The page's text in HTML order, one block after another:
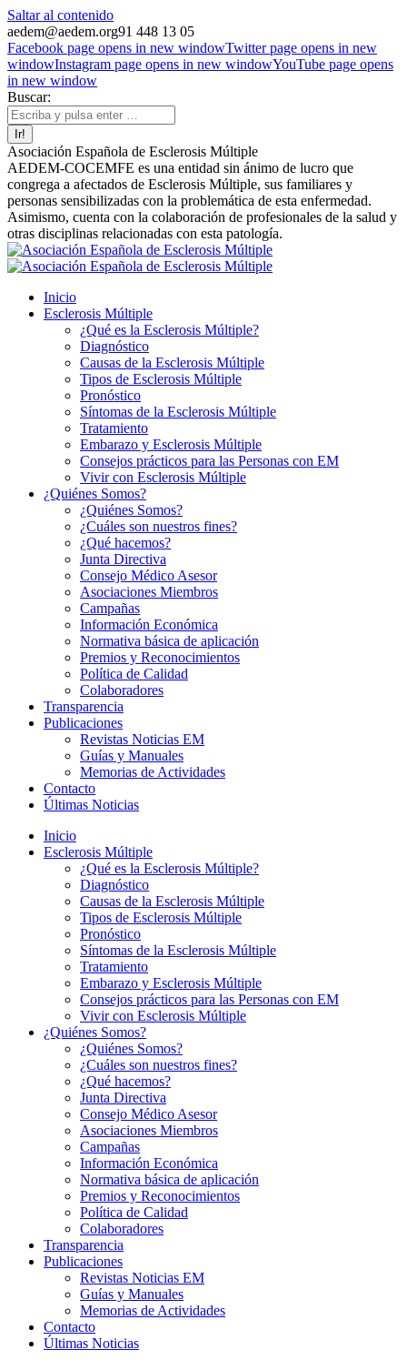
Saltar al contenido
aedem@aedem.org91 448 13 05
Facebook page opens in new windowTwitter page opens in new
windowInstagram page opens in new windowYouTube page opens
in new window
Buscar:
Asociación Española de Esclerosis Múltiple
AEDEM-COCEMFE es una entidad sin ánimo de lucro que
congrega a afectados de Esclerosis Múltiple, sus familiares y
personas sensibilizadas con la problemática de esta enfermedad.
Asimismo, cuenta con la colaboración de profesionales de la salud y
otras disciplinas relacionadas con esta patología.
Inicio
Esclerosis Múltiple
¿Qué es la Esclerosis Múltiple?
Diagnóstico
Causas de la Esclerosis Múltiple
Tipos de Esclerosis Múltiple
Pronóstico
Síntomas de la Esclerosis Múltiple
Tratamiento
Embarazo y Esclerosis Múltiple
Consejos prácticos para las Personas con EM
Vivir con Esclerosis Múltiple
¿Quiénes Somos?
¿Quiénes Somos?
¿Cuáles son nuestros fines?
¿Qué hacemos?
Junta Directiva
Consejo Médico Asesor
Asociaciones Miembros
Campañas
Información Económica
Normativa básica de aplicación
Premios y Reconocimientos
Política de Calidad
Colaboradores
Transparencia
Publicaciones
Revistas Noticias EM
Guías y Manuales
Memorias de Actividades
Contacto
Últimas Noticias
Inicio
Esclerosis Múltiple
¿Qué es la Esclerosis Múltiple?
Diagnóstico
Causas de la Esclerosis Múltiple
Tipos de Esclerosis Múltiple
Pronóstico
Síntomas de la Esclerosis Múltiple
Tratamiento
Embarazo y Esclerosis Múltiple
Consejos prácticos para las Personas con EM
Vivir con Esclerosis Múltiple
¿Quiénes Somos?
¿Quiénes Somos?
¿Cuáles son nuestros fines?
¿Qué hacemos?
Junta Directiva
Consejo Médico Asesor
Asociaciones Miembros
Campañas
Información Económica
Normativa básica de aplicación
Premios y Reconocimientos
Política de Calidad
Colaboradores
Transparencia
Publicaciones
Revistas Noticias EM
Guías y Manuales
Memorias de Actividades
Contacto
Últimas Noticias